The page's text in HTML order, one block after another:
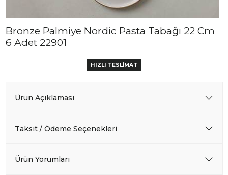
Bronze Palmiye Nordic Pasta Tabağı 22 Cm
6 Adet 22901
HIZLI TESLİMAT
Ürün Açıklaması
Taksit / Ödeme Seçenekleri
Ürün Yorumları